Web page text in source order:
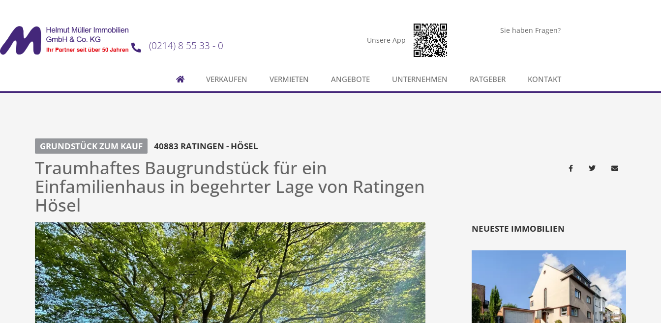
Unsere App
Sie haben Fragen?
(0214) 8 55 33 - 0
VERKAUFEN VERMIETEN ANGEBOTE UNTERNEHMEN RATGEBER KONTAKT
GRUNDSTÜCK ZUM KAUF 40883 RATINGEN - HÖSEL
Traumhaftes Baugrundstück für ein
Einfamilienhaus in begehrter Lage von Ratingen
Hösel
NEUESTE IMMOBILIEN